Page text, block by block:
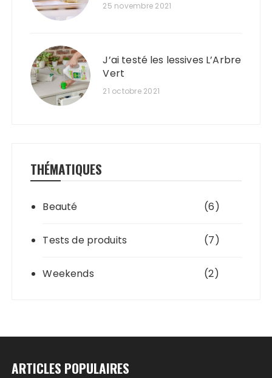
25 novembre 2021
J’ai testé les lessives L’Arbre
Vert
21 octobre 2021
THÉMATIQUES
Beauté (6)
Tests de produits (7)
Weekends (2)
ARTICLES POPULAIRES